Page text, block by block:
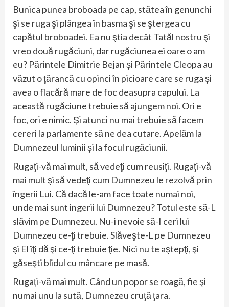
Bunica punea broboada pe cap, stătea în genunchi
şi se ruga şi plângea în basma şi se ştergea cu
capătul broboadei. Ea nu ştia decât Tatăl nostru şi
vreo două rugăciuni, dar rugăciunea ei oare o am
eu? Părintele Dimitrie Bejan şi Părintele Cleopa au
văzut o ţărancă cu opinci în picioare care se ruga şi
avea o flacără mare de foc deasupra capului. La
această rugăciune trebuie să ajungem noi. Ori e
foc, ori e nimic. Şi atunci nu mai trebuie să facem
cereri la parlamente să ne dea cutare. Apelăm la
Dumnezeul luminii şi la focul rugăciunii.
Rugaţi-vă mai mult, să vedeţi cum reusiţi. Rugaţi-vă
mai mult şi să vedeţi cum Dumnezeu le rezolvă prin
îngerii Lui. Că dacă le-am face toate numai noi,
unde mai sunt ingerii lui Dumnezeu? Totul este să-L
slăvim pe Dumnezeu. Nu-i nevoie să-I ceri lui
Dumnezeu ce-ţi trebuie. Slăveşte-L pe Dumnezeu
şi El îţi dă şi ce-ţi trebuie ţie. Nici nu te aştepţi, şi
găseşti blidul cu mâncare pe masă.
Rugaţi-vă mai mult. Când un popor se roagă, fie şi
numai unu la sută, Dumnezeu cruţă ţara.